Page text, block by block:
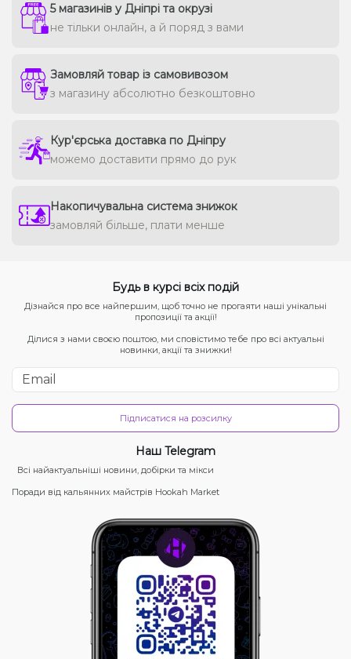
5 магазинів у Дніпрі та окрузі
не тільки онлайн, а й поряд з вами
Замовляй товар із самовивозом
з магазину абсолютно безкоштовно
Кур'єрська доставка по Дніпру
можемо доставити прямо до рук
Накопичувальна система знижок
замовляй більше, плати менше
Будь в курсі всіх подій
Дізнайся про все найпершим, щоб точно не прогаяти наші унікальні
пропозиції та акції!
Ділися з нами своєю поштою, ми сповістимо тебе про всі актуальні
новинки, акції та знижки!
Підписатися на розсилку
Наш Telegram
Всі найактуальніші новини, добірки та мікси
Поради від кальянних майстрів Hookah Market